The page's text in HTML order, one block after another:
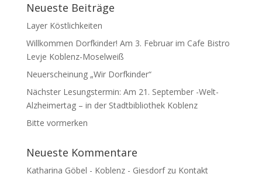
Neueste Beiträge
Layer Köstlichkeiten
Willkommen Dorfkinder! Am 3. Februar im Cafe Bistro
Levje Koblenz-Moselweiß
Neuerscheinung „Wir Dorfkinder“
Nächster Lesungstermin: Am 21. September -Welt-
Alzheimertag – in der Stadtbibliothek Koblenz
Bitte vormerken
Neueste Kommentare
Katharina Göbel - Koblenz - Giesdorfzu Kontakt